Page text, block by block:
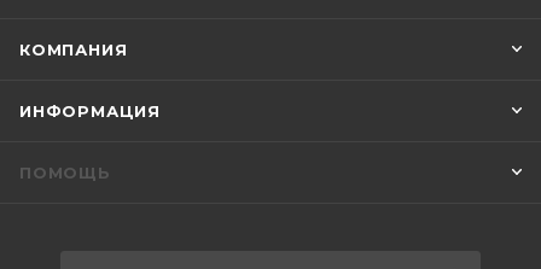
КОМПАНИЯ
ИНФОРМАЦИЯ
ПОМОЩЬ